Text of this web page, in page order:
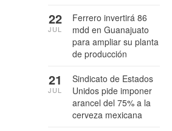
Ferrero invertirá 86
mdd en Guanajuato
para ampliar su planta
de producción
22
JUL
Sindicato de Estados
Unidos pide imponer
arancel del 75% a la
cerveza mexicana
21
JUL